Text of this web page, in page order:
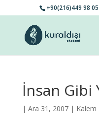
+90(216)449 98 05
İnsan Gibi
| Ara 31, 2007 | Kalem